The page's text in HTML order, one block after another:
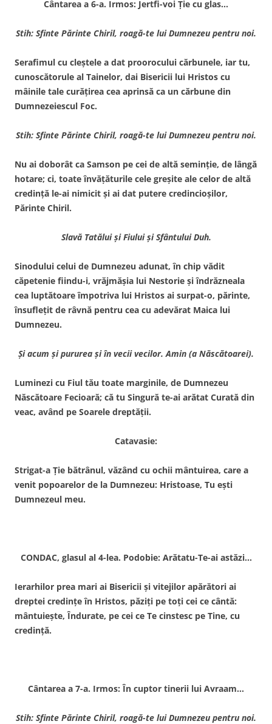
Cântarea a 6-a. Irmos: Jertfi-voi Ţie cu glas…
Stih: Sfinte Părinte Chiril, roagă-te lui Dumnezeu pentru noi.
Serafimul cu cleştele a dat proorocului cărbunele, iar tu,
cunoscătorule al Tainelor, dai Bisericii lui Hristos cu
mâinile tale curăţirea cea aprinsă ca un cărbune din
Dumnezeiescul Foc.
Stih: Sfinte Părinte Chiril, roagă-te lui Dumnezeu pentru noi.
Nu ai doborât ca Samson pe cei de altă seminţie, de lângă
hotare; ci, toate învăţăturile cele greşite ale celor de altă
credinţă le-ai nimicit şi ai dat putere credincioşilor,
Părinte Chiril.
Slavă Tatălui şi Fiului şi Sfântului Duh.
Sinodului celui de Dumnezeu adunat, în chip vădit
căpetenie fiindu-i, vrăjmăşia lui Nestorie şi îndrăzneala
cea luptătoare împotriva lui Hristos ai surpat-o, părinte,
însufleţit de râvnă pentru cea cu adevărat Maica lui
Dumnezeu.
Şi acum şi pururea şi în vecii vecilor. Amin (a Născătoarei).
Luminezi cu Fiul tău toate marginile, de Dumnezeu
Născătoare Fecioară; că tu Singură te-ai arătat Curată din
veac, având pe Soarele dreptăţii.
Catavasie:
Strigat-a Ţie bătrânul, văzând cu ochii mântuirea, care a
venit popoarelor de la Dumnezeu: Hristoase, Tu eşti
Dumnezeul meu.
CONDAC, glasul al 4-lea. Podobie: Arătatu-Te-ai astăzi…
Ierarhilor prea mari ai Bisericii şi vitejilor apărători ai
dreptei credinţe în Hristos, păziţi pe toţi cei ce cântă:
mântuieşte, Îndurate, pe cei ce Te cinstesc pe Tine, cu
credinţă.
Cântarea a 7-a. Irmos: În cuptor tinerii lui Avraam…
Stih: Sfinte Părinte Chiril, roagă-te lui Dumnezeu pentru noi.